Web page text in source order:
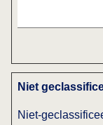
Niet
Niet-